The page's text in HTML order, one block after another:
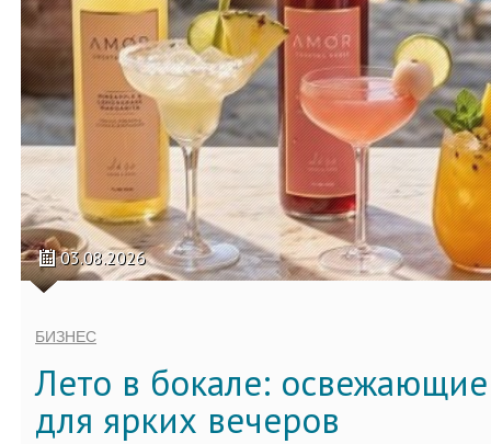
03.08.2026
БИЗНЕС
Лето в бокале:
для ярких вечеров